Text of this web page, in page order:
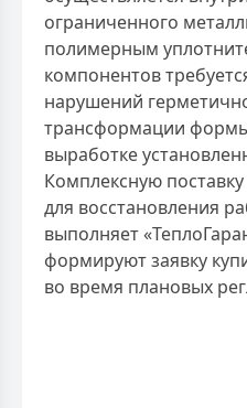
ограниченного
полимерным
компонентов
нарушений
трансформации
выработке
Комплексную
для восстановления
выполняет
формируют заявку
во время плановых